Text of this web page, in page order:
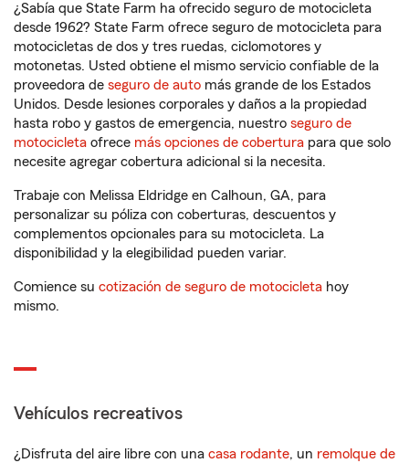
¿Sabía que State Farm ha ofrecido seguro de motocicleta
desde 1962? State Farm ofrece seguro de motocicleta para
motocicletas de dos y tres ruedas, ciclomotores y
motonetas. Usted obtiene el mismo servicio confiable de la
proveedora de seguro de auto más grande de los Estados
Unidos. Desde lesiones corporales y daños a la propiedad
hasta robo y gastos de emergencia, nuestro seguro de
motocicleta ofrece más opciones de cobertura para que solo
necesite agregar cobertura adicional si la necesita.
Trabaje con Melissa Eldridge en Calhoun, GA, para
personalizar su póliza con coberturas, descuentos y
complementos opcionales para su motocicleta. La
disponibilidad y la elegibilidad pueden variar.
Comience su cotización de seguro de motocicleta hoy
mismo.
Vehículos recreativos
¿Disfruta del aire libre con una casa rodante, un remolque de